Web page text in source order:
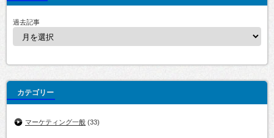
過去記事
カテゴリー
マーケティング一般 (33)